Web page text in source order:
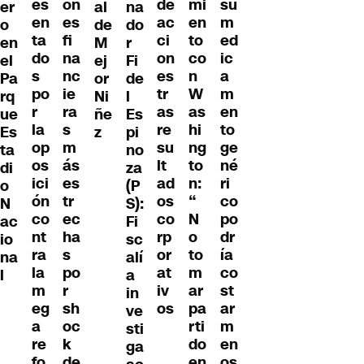
er
o
en
el
Pa
rq
ue
Es
ta
di
o
N
ac
io
na
l
es
en
ta
do
s
po
r
la
op
os
ici
ón
co
nt
ra
la
m
eg
a
re
on
es
fi
na
nc
ie
ra
s
m
ás
es
tr
ec
ha
s
po
r
sh
oc
k
al
de
M
ej
or
Ni
ñe
z
na
do
r
Fi
de
l
Es
pi
no
za
(P
S):
Fi
sc
alí
a
in
ve
sti
ga
de
ac
ci
on
es
tr
as
re
su
lt
ad
os
co
rp
or
at
iv
os
mi
en
to
co
n
W
as
hi
ng
to
n:
“
N
o
to
m
ar
pa
rti
do
su
m
ed
ic
a
m
en
to
ge
né
ri
co
po
dr
ía
co
st
ar
m
en